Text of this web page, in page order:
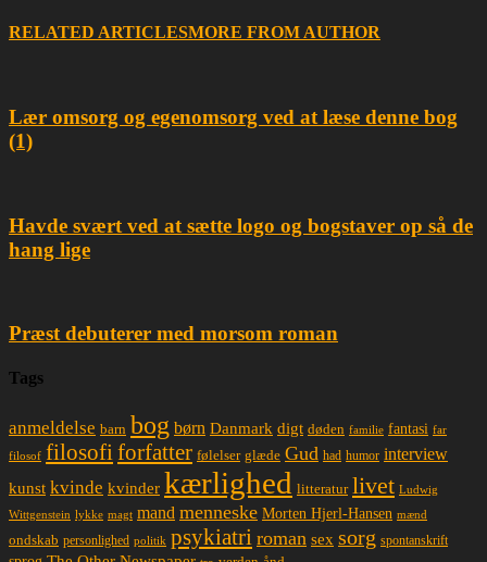
RELATED ARTICLESMORE FROM AUTHOR
Lær omsorg og egenomsorg ved at læse denne bog
(1)
Havde svært ved at sætte logo og bogstaver op så de
hang lige
Præst debuterer med morsom roman
Tags
anmeldelse barn bog børn Danmark digt døden familie fantasi far
filosof filosofiforfatter følelser glæde Gud had humor interview
kunst kvinde kvinder kærlighed litteratur livet Ludwig
Wittgenstein lykke magt mand menneske Morten Hjerl-Hansen mænd
ondskab personlighed politik psykiatri roman sex sorg spontanskrift